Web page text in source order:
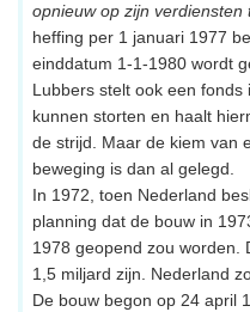
opnieuw op zijn verdiensten
heffing per 1 januari 1977
einddatum 1-1-1980 wordt
Lubbers stelt ook een
kunnen storten en haalt
de strijd. Maar de kiem van
beweging is dan al gelegd.
In 1972, toen Nederland
planning dat de bouw in
1978 geopend zou worden.
1,5 miljard zijn. Nederland
De bouw begon op 24 april